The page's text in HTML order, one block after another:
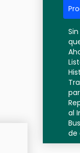
al
de